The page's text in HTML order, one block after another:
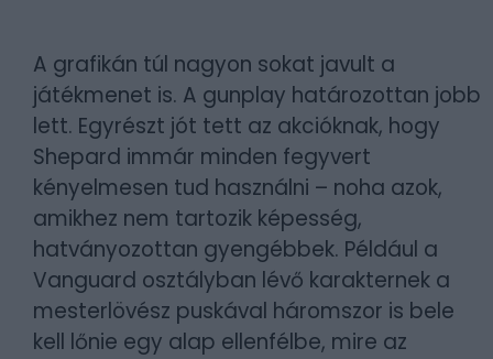
A grafikán túl nagyon sokat javult a
játékmenet is. A gunplay határozottan jobb
lett. Egyrészt jót tett az akcióknak, hogy
Shepard immár minden fegyvert
kényelmesen tud használni – noha azok,
amikhez nem tartozik képesség,
hatványozottan gyengébbek. Például a
Vanguard osztályban lévő karakternek a
mesterlövész puskával háromszor is bele
kell lőnie egy alap ellenfélbe, mire az